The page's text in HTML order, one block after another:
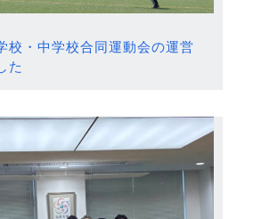
校・中学校合同運動会の運営
た